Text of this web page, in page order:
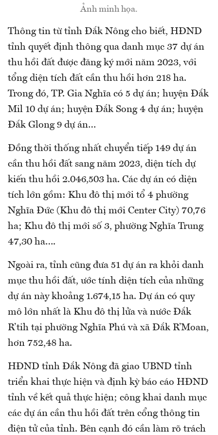
Ảnh minh họa.
Thông tin từ tỉnh Đắk Nông cho biết, HĐND
tỉnh quyết định thông qua danh mục 37 dự án
thu hồi đất được đăng ký mới năm 2023, với
tổng diện tích đất cần thu hồi hơn 218 ha.
Trong đó, TP. Gia Nghĩa có 5 dự án; huyện Đắk
Mil 10 dự án; huyện Đắk Song 4 dự án; huyện
Đắk Glong 9 dự án…
Đồng thời thống nhất chuyển tiếp 149 dự án
cần thu hồi đất sang năm 2023, diện tích dự
kiến thu hồi 2.046,503 ha. Các dự án có diện
tích lớn gồm: Khu đô thị mới tổ 4 phường
Nghĩa Đức (Khu đô thị mới Center City) 70,76
ha; Khu đô thị mới số 3, phường Nghĩa Trung
47,30 ha….
Ngoài ra, tỉnh cũng đưa 51 dự án ra khỏi danh
mục thu hồi đất, ước tính diện tích của những
dự án này khoảng 1.674,15 ha. Dự án có quy
mô lớn nhất là Khu đô thị lửa và nước Đắk
R’tih tại phường Nghĩa Phú và xã Đắk R’Moan,
hơn 752,48 ha.
HĐND tỉnh Đắk Nông đã giao UBND tỉnh
triển khai thực hiện và định kỳ báo cáo HĐND
tỉnh về kết quả thực hiện; công khai danh mục
các dự án cần thu hồi đất trên cổng thông tin
điện tử của tỉnh. Bên cạnh đó cần làm rõ trách